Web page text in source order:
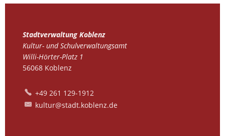
Stadtverwaltung Koblenz
Kultur- und Schulverwaltungsamt
Willi-Hörter-Platz 1
56068 Koblenz
+49 261 129-1912
kultur@stadt.koblenz.de